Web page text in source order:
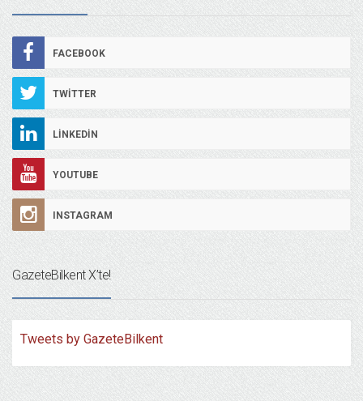
FACEBOOK
TWITTER
LINKEDIN
YOUTUBE
INSTAGRAM
GazeteBilkent X’te!
Tweets by GazeteBilkent